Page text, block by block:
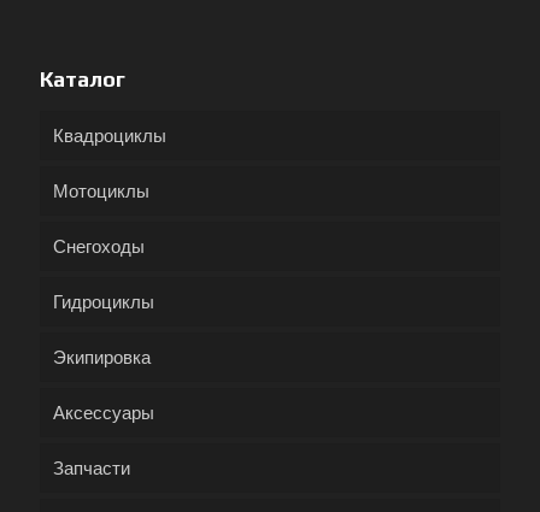
Каталог
Квадроциклы
Мотоциклы
Снегоходы
Гидроциклы
Экипировка
Аксессуары
Запчасти